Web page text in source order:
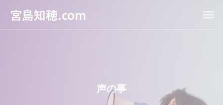
宮島知穂.com
声の事